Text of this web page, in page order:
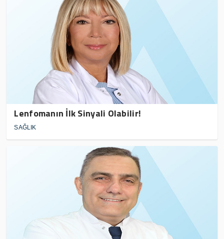
Lenfomanın İlk Sinyali Olabilir!
SAĞLIK